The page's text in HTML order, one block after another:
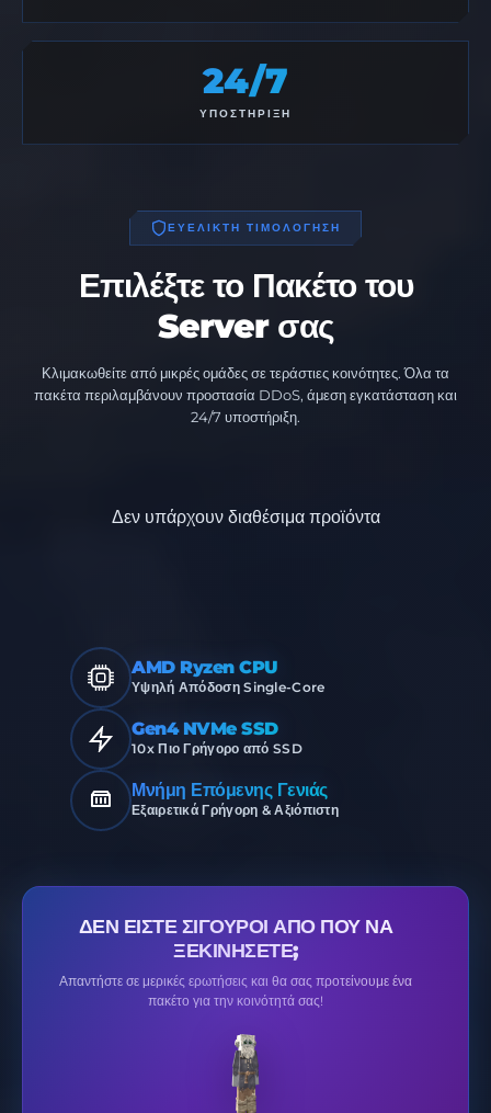
24/7
ΥΠΟΣΤΉΡΙΞΗ
ΕΥΕΛΙΚΤΗ ΤΙΜΟΛΟΓΗΣΗ
Επιλέξτε το Πακέτο του
Server σας
Κλιμακωθείτε από μικρές ομάδες σε τεράστιες κοινότητες. Όλα τα
πακέτα περιλαμβάνουν προστασία DDoS, άμεση εγκατάσταση και
24/7 υποστήριξη.
Δεν υπάρχουν διαθέσιμα προϊόντα
AMD Ryzen CPU
Υψηλή Απόδοση Single-Core
Gen4 NVMe SSD
10x Πιο Γρήγορο από SSD
Μνήμη Επόμενης Γενιάς
Εξαιρετικά Γρήγορη & Αξιόπιστη
ΔΕΝ ΕΊΣΤΕ ΣΊΓΟΥΡΟΙ ΑΠΌ ΠΟΎ ΝΑ
ΞΕΚΙΝΉΣΕΤΕ;
Απαντήστε σε μερικές ερωτήσεις και θα σας προτείνουμε ένα
πακέτο για την κοινότητά σας!